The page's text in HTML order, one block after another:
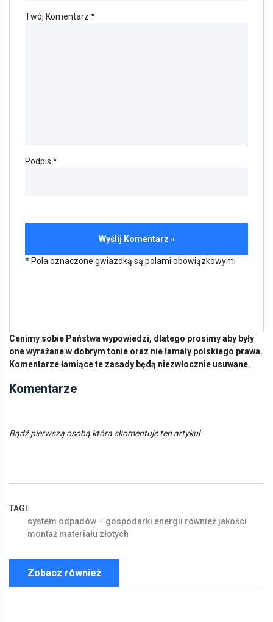
Twój Komentarz *
Podpis *
* Pola oznaczone gwiazdką są polami obowiązkowymi
Cenimy sobie Państwa wypowiedzi, dlatego prosimy aby były
one wyrażane w dobrym tonie oraz nie łamały polskiego prawa.
Komentarze łamiące te zasady będą niezwłocznie usuwane.
Komentarze
Bądź pierwszą osobą która skomentuje ten artykuł
TAGI:
system odpadów – gospodarki energii również jakości
montaż materiału złotych
Zobacz również